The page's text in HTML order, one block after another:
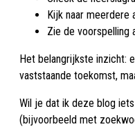
Kijk naar meerdere
Zie de voorspelling
Het belangrijkste inzicht:
vaststaande toekomst,
Wil je dat ik deze blog
(bijvoorbeeld met